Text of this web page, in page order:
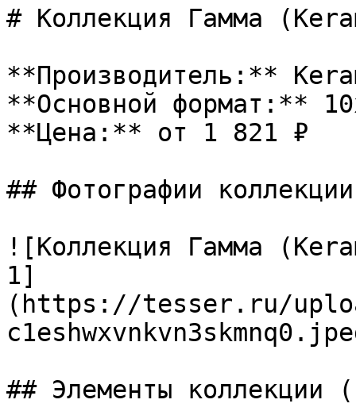
# Коллекция Гамма
**Производитель:**
**Основной формат:**
**Цена:** от 1 821 ₽
## Фотографии коллекции
![Коллекция Гамма
1]
(https://tesser.ru/
## Элементы коллекции